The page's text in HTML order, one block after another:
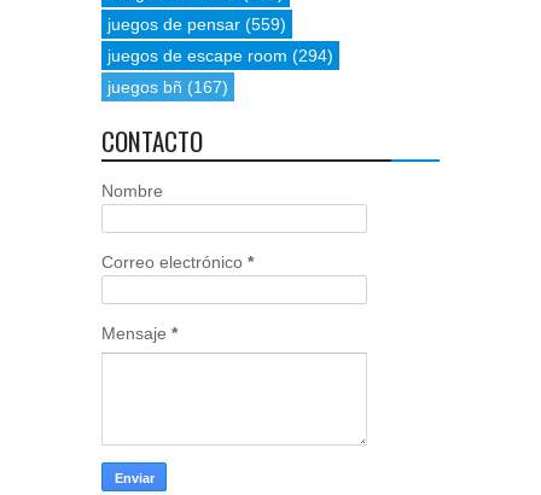
juegos de pensar (559)
juegos de escape room (294)
juegos bñ (167)
CONTACTO
Nombre
Correo electrónico *
Mensaje *